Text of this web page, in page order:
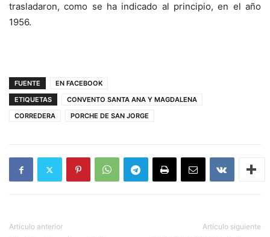
trasladaron, como se ha indicado al principio, en el año
1956.
FUENTE
EN FACEBOOK
ETIQUETAS
CONVENTO SANTA ANA Y MAGDALENA
CORREDERA
PORCHE DE SAN JORGE
Artículo anterior Artículo siguiente